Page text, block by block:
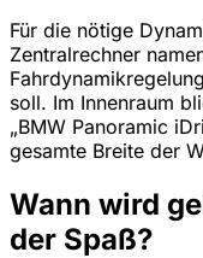
Für die nötige
Zentralrechner
soll. Im Innenraum
„BMW Panoramic
gesamte Breite der
Wann wird
der Spaß?